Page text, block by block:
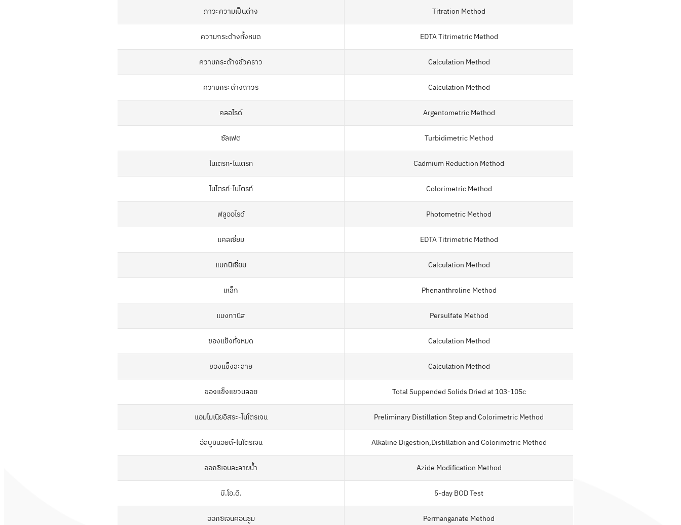
ภาวะความเป็นด่าง Titration Method
ความกระด้างทั้งหมด EDTA Titrimetric Method
ความกระด้างชั่วคราว Calculation Method
ความกระด้างถาวร Calculation Method
คลอไรด์ Argentometric Method
ซัลเฟต Turbidimetric Method
ไนเตรท-ไนเตรท Cadmium Reduction Method
ไนไตรท์-ไนไตรท์ Colorimetric Method
ฟลูออไรด์ Photometric Method
แคลเซี่ยม EDTA Titrimetric Method
แมกนีเซี่ยม Calculation Method
เหล็ก Phenanthroline Method
แมงกานีส Persulfate Method
ของแข็งทั้งหมด Calculation Method
ของแข็งละลาย Calculation Method
ของแข็งแขวนลอย Total Suppended Solids Dried at 103-105c
แอมโมเนียอิสระ-ไนโตรเจน Preliminary Distillation Step and Colorimetric Method
อัลบูมินอยด์-ไนโตรเจน Alkaline Digestion,Distillation and Colorimetric Method
ออกซิเจนละลายน้ำ Azide Modification Method
บี.โอ.ดี. 5-day BOD Test
ออกซิเจนคอนซูม Permanganate Method